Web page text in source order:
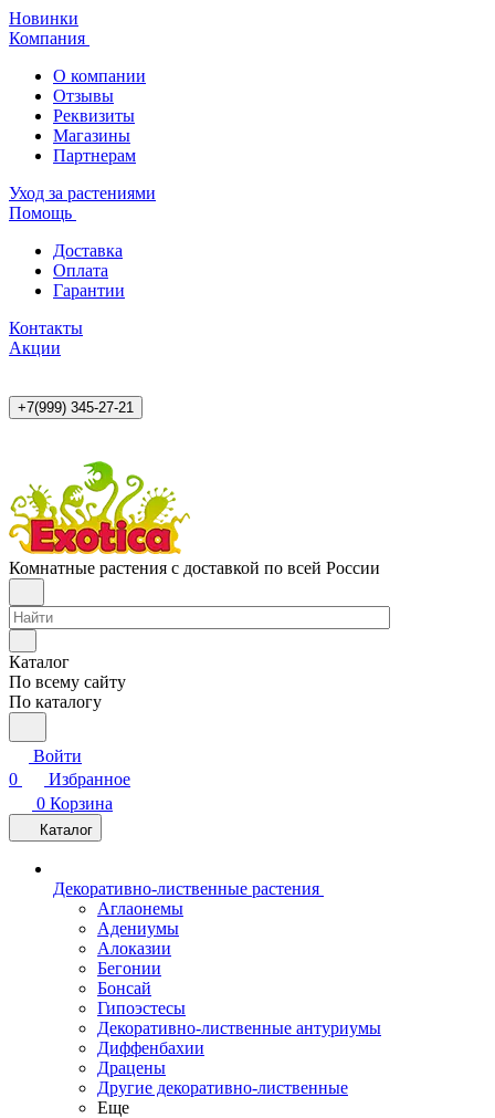
Новинки
Компания
О компании
Отзывы
Реквизиты
Магазины
Партнерам
Уход за растениями
Помощь
Доставка
Оплата
Гарантии
Контакты
Акции
+7(999) 345-27-21
Комнатные растения с доставкой по всей России
Каталог
По всему сайту
По каталогу
Войти
0
Избранное
0 Корзина
Каталог
Декоративно-лиственные растения
Аглаонемы
Адениумы
Алоказии
Бегонии
Бонсай
Гипоэстесы
Декоративно-лиственные антуриумы
Диффенбахии
Драцены
Другие декоративно-лиственные
Еще